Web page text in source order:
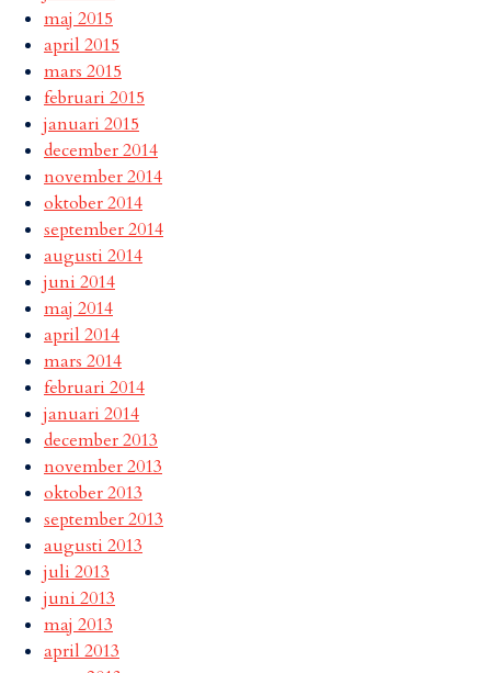
maj 2015
april 2015
mars 2015
februari 2015
januari 2015
december 2014
november 2014
oktober 2014
september 2014
augusti 2014
juni 2014
maj 2014
april 2014
mars 2014
februari 2014
januari 2014
december 2013
november 2013
oktober 2013
september 2013
augusti 2013
juli 2013
juni 2013
maj 2013
april 2013